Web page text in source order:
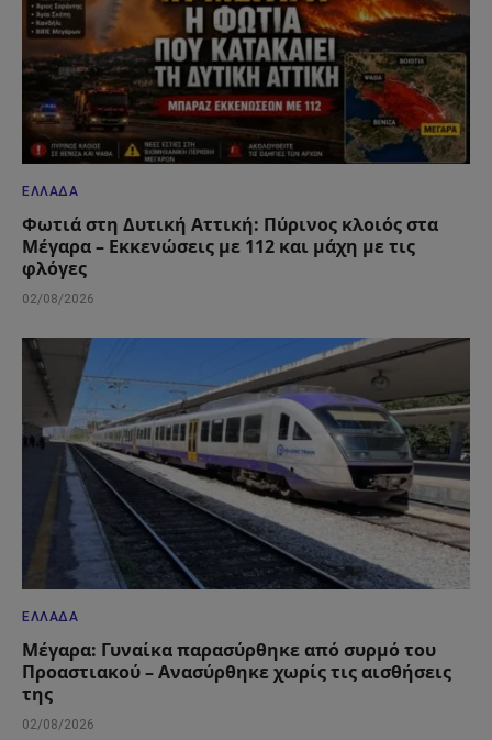
ΕΛΛΆΔΑ
Φωτιά στη Δυτική Αττική: Πύρινος κλοιός στα
Μέγαρα – Εκκενώσεις με 112 και μάχη με τις
φλόγες
02/08/2026
ΕΛΛΆΔΑ
Μέγαρα: Γυναίκα παρασύρθηκε από συρμό του
Προαστιακού – Ανασύρθηκε χωρίς τις αισθήσεις
της
02/08/2026